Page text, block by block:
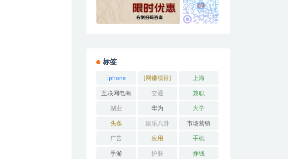
标签
iphone [网赚项目] 上海
互联网电商 交通 兼职
副业 华为 大学
头条 娱乐八卦 市场营销
广告 应用 手机
手游 护肤 挣钱